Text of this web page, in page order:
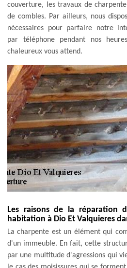
couverture, les travaux de
de combles. Par ailleurs, nous
nécessaires pour parfaire notre
par téléphone pendant nos
chaleureux vous attend.
Les raisons de la réparation
habitation à Dio Et Valquieres
La charpente est un élément qui
d'un immeuble. En fait, cette
par une multitude d'agressions qui